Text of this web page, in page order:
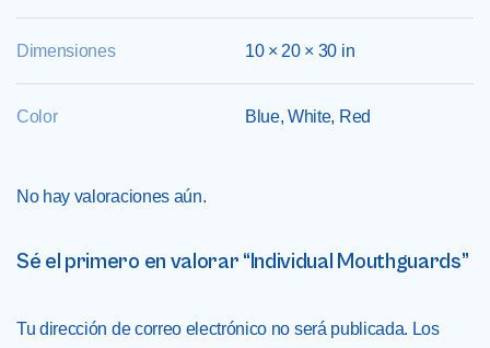
Dimensiones 10 × 20 × 30 in
Color Blue, White, Red
No hay valoraciones aún.
Sé el primero en valorar “Individual Mouthguards”
Tu dirección de correo electrónico no será publicada. Los